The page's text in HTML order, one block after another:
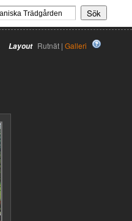
Layout Rutnät | Galleri